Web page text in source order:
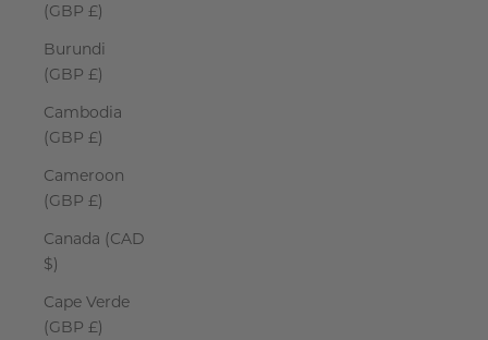
(GBP £)
Burundi
(GBP £)
Cambodia
(GBP £)
Cameroon
(GBP £)
Canada (CAD
$)
Cape Verde
(GBP £)